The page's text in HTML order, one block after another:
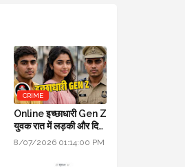
CRIME
Online इच्छाधारी Gen Z
युवक रात में लड़की और दिन
में INDORE ACP बन
8/07/2026 01:14:00 PM